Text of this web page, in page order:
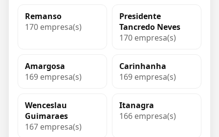
Remanso
170 empresa(s)
Presidente
Tancredo Neves
170 empresa(s)
Amargosa
169 empresa(s)
Carinhanha
169 empresa(s)
Wenceslau
Guimaraes
167 empresa(s)
Itanagra
166 empresa(s)